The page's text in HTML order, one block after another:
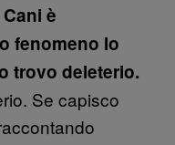
è
fenomeno lo
trovo deleterio.
Se capisco